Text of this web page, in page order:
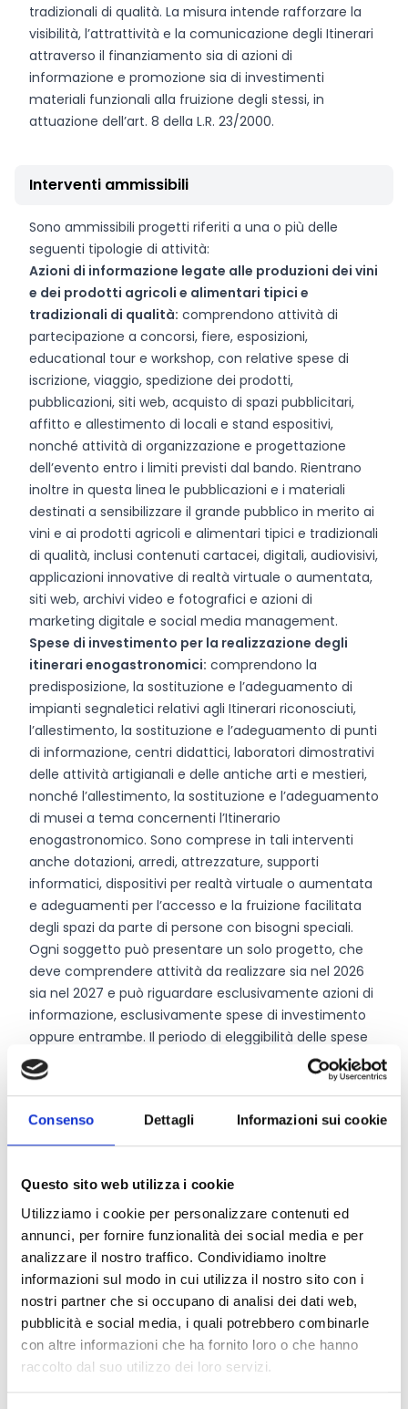
Consenso Dettagli Informazioni sui cookie
Questo sito web utilizza i cookie
Utilizziamo i cookie per personalizzare contenuti ed
annunci, per fornire funzionalità dei social media e per
analizzare il nostro traffico. Condividiamo inoltre
informazioni sul modo in cui utilizza il nostro sito con i
nostri partner che si occupano di analisi dei dati web,
pubblicità e social media, i quali potrebbero combinarle
con altre informazioni che ha fornito loro o che hanno
raccolto dal suo utilizzo dei loro servizi.
tradizionali di qualità. La misura intende rafforzare la
visibilità, l’attrattività e la comunicazione degli Itinerari
attraverso il finanziamento sia di azioni di
informazione e promozione sia di investimenti
materiali funzionali alla fruizione degli stessi, in
attuazione dell’art. 8 della L.R. 23/2000.
Interventi ammissibili
Sono ammissibili progetti riferiti a una o più delle
seguenti tipologie di attività:
Azioni di informazione legate alle produzioni dei vini
e dei prodotti agricoli e alimentari tipici e
tradizionali di qualità: comprendono attività di
partecipazione a concorsi, fiere, esposizioni,
educational tour e workshop, con relative spese di
iscrizione, viaggio, spedizione dei prodotti,
pubblicazioni, siti web, acquisto di spazi pubblicitari,
affitto e allestimento di locali e stand espositivi,
nonché attività di organizzazione e progettazione
dell’evento entro i limiti previsti dal bando. Rientrano
inoltre in questa linea le pubblicazioni e i materiali
destinati a sensibilizzare il grande pubblico in merito ai
vini e ai prodotti agricoli e alimentari tipici e tradizionali
di qualità, inclusi contenuti cartacei, digitali, audiovisivi,
applicazioni innovative di realtà virtuale o aumentata,
siti web, archivi video e fotografici e azioni di
marketing digitale e social media management.
Spese di investimento per la realizzazione degli
itinerari enogastronomici: comprendono la
predisposizione, la sostituzione e l’adeguamento di
impianti segnaletici relativi agli Itinerari riconosciuti,
l’allestimento, la sostituzione e l’adeguamento di punti
di informazione, centri didattici, laboratori dimostrativi
delle attività artigianali e delle antiche arti e mestieri,
nonché l’allestimento, la sostituzione e l’adeguamento
di musei a tema concernenti l’Itinerario
enogastronomico. Sono comprese in tali interventi
anche dotazioni, arredi, attrezzature, supporti
informatici, dispositivi per realtà virtuale o aumentata
e adeguamenti per l’accesso e la fruizione facilitata
degli spazi da parte di persone con bisogni speciali.
Ogni soggetto può presentare un solo progetto, che
deve comprendere attività da realizzare sia nel 2026
sia nel 2027 e può riguardare esclusivamente azioni di
informazione, esclusivamente spese di investimento
oppure entrambe. Il periodo di eleggibilità delle spese
decorre dalla data di presentazione della domanda di
contributo fino al
, salvo eventuale
Possono usufruire dei contributi gli Organismi di
gestione degli Itinerari turistico-enogastronomici
riconosciuti ai sensi dell’art. 4 della legge regionale n.
23/2000 alla data di scadenza per la presentazione
delle domande e che non siano stati oggetto di
provvedimento di revoca del riconoscimento.